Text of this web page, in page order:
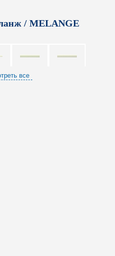
/ MELANGE
все